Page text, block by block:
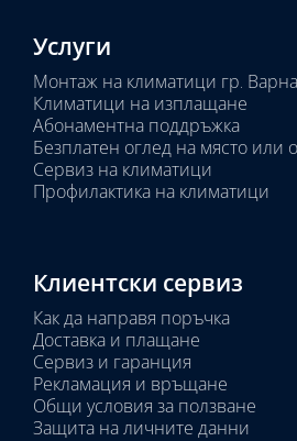
Услуги
Монтаж на климатици гр. Варна
Климатици на изплащане
Абонаментна поддръжка
Безплатен оглед на място или
Сервиз на климатици
Профилактика на климатици
Клиентски сервиз
Как да направя поръчка
Доставка и плащане
Сервиз и гаранция
Рекламация и връщане
Общи условия за ползване
Защита на личните данни